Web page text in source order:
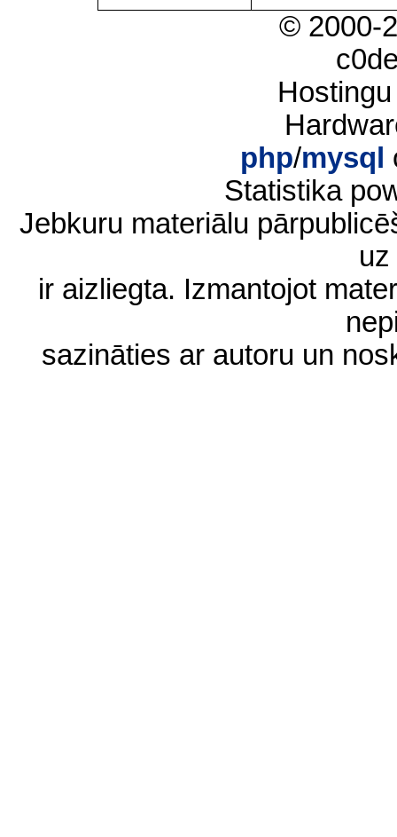
© 2000-
php/mysql
Statistika
Jebkuru materiālu
ir aizliegta. Izmantojot
sazināties ar autoru un